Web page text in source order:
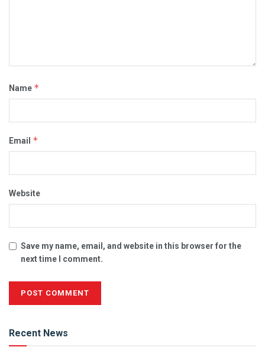
Name *
Email *
Website
Save my name, email, and website in this browser for the
next time I comment.
Recent News